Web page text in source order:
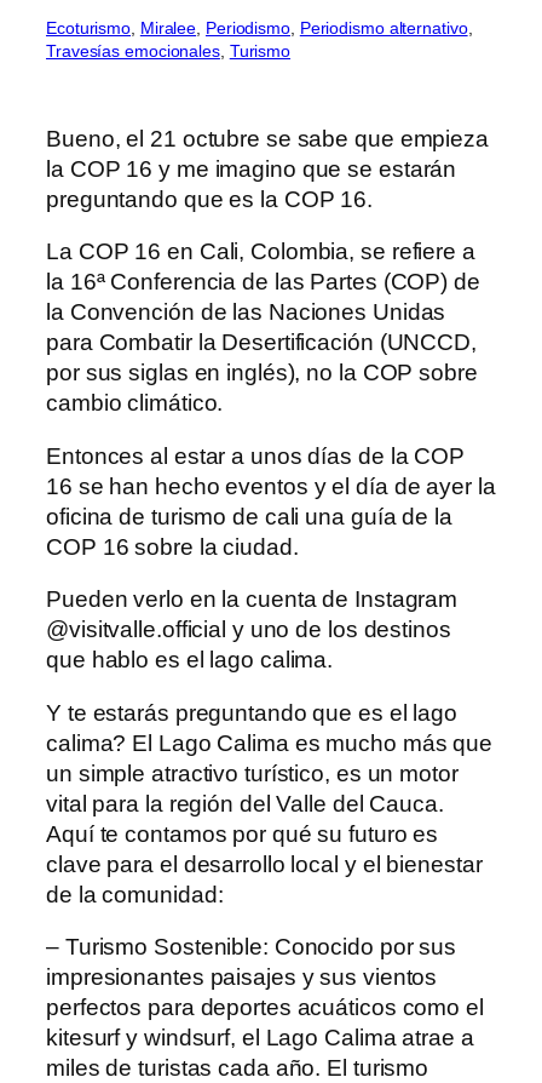
Ecoturismo Miralee Periodismo, Periodismo alternativo
Travesías emocionales, Turismo
Bueno, el 21 octubre se sabe que empieza
la COP 16 y me imagino que se estarán
preguntando que es la COP 16.
La COP 16 en Cali, Colombia, se refiere a
la 16ª Conferencia de las Partes (COP) de
la Convención de las Naciones Unidas
para Combatir la Desertificación (UNCCD,
por sus siglas en inglés), no la COP sobre
cambio climático.
Entonces al estar a unos días de la COP
16 se han hecho eventos y el día de ayer la
oficina de turismo de cali una guía de la
COP 16 sobre la ciudad.
Pueden verlo en la cuenta de Instagram
@visitvalle.official y uno de los destinos
que hablo es el lago calima.
Y te estarás preguntando que es el lago
calima? El Lago Calima es mucho más que
un simple atractivo turístico, es un motor
vital para la región del Valle del Cauca.
Aquí te contamos por qué su futuro es
clave para el desarrollo local y el bienestar
de la comunidad:
– Turismo Sostenible: Conocido por sus
impresionantes paisajes y sus vientos
perfectos para deportes acuáticos como el
kitesurf y windsurf, el Lago Calima atrae a
miles de turistas cada año. El turismo